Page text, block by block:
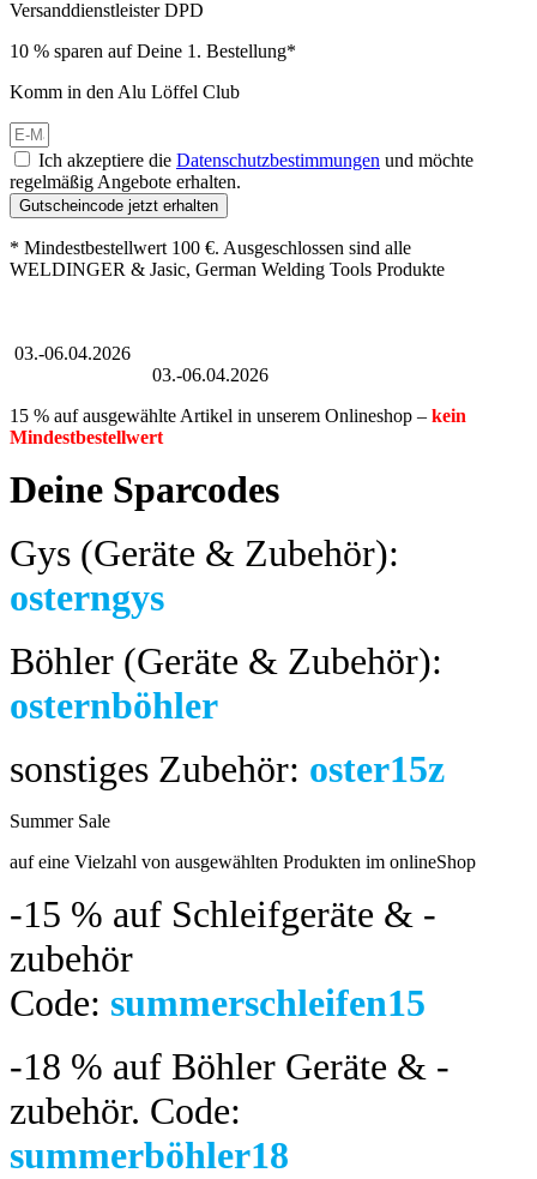
Versanddienstleister DPD
10 % sparen auf Deine 1. Bestellung*
Komm in den Alu Löffel Club
Ich akzeptiere die Datenschutzbestimmungen und möchte
regelmäßig Angebote erhalten.
Gutscheincode jetzt erhalten
* Mindestbestellwert 100 €. Ausgeschlossen sind alle
WELDINGER & Jasic, German Welding Tools Produkte
03.-06.04.2026
03.-06.04.2026
15 % auf ausgewählte Artikel in unserem Onlineshop – kein
Mindestbestellwert
Deine Sparcodes
Gys (Geräte & Zubehör):
osterngys
Böhler (Geräte & Zubehör):
osternböhler
sonstiges Zubehör: oster15z
Summer Sale
auf eine Vielzahl von ausgewählten Produkten im onlineShop
-15 % auf Schleifgeräte & -
zubehör
Code: summerschleifen15
-18 % auf Böhler Geräte & -
zubehör. Code:
summerböhler18